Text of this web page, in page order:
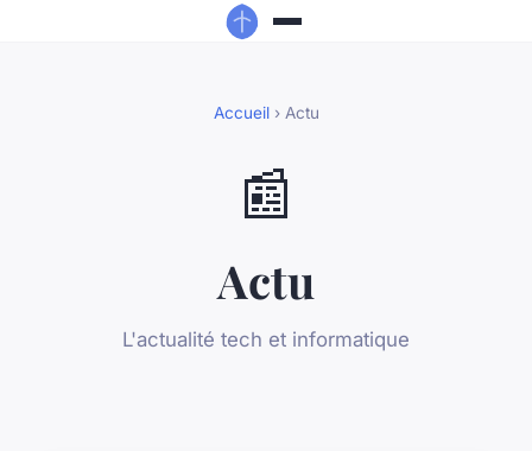
Accueil› Actu
📰
Actu
L'actualité tech et informatique